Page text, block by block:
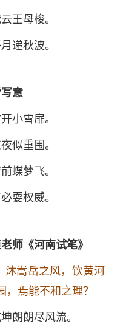
王母梭。
递秋波。
意
小雪扉。
似重围。
蝶梦飞。
耍权威。
师《河南试笔》
沐嵩岳之风，饮黄河
焉能不和之理？
朗朗尽风流。